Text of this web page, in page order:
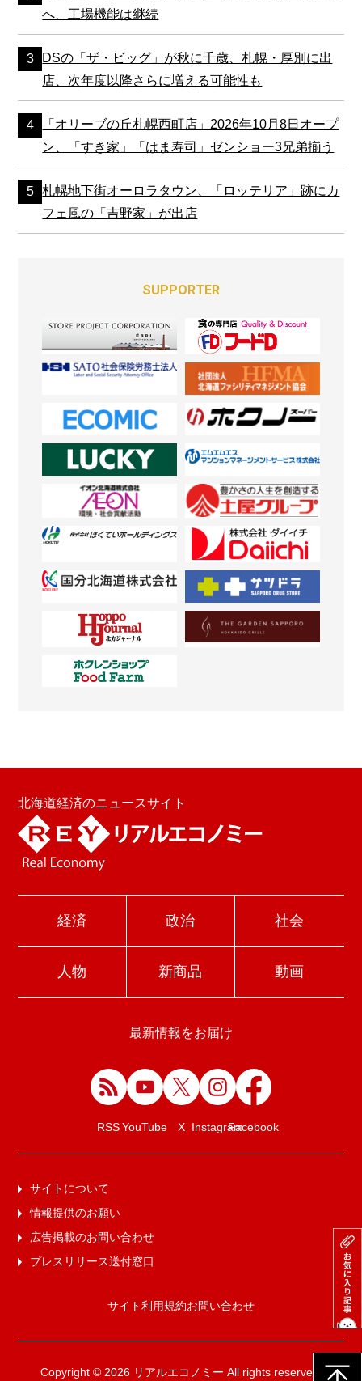
へ、工場機能は継続
DSの「ザ・ビッグ」が秋に千歳、札幌・厚別に出
店、次年度以降さらに増える可能性も
「オリーブの丘札幌西町店」2026年10月8日オープ
ン、「すき家」「はま寿司」ゼンショー3兄弟揃う
札幌地下街オーロラタウン、「ロッテリア」跡にカ
フェ風の「吉野家」が出店
SUPPORTER
北海道経済のニュースサイト
経済 政治 社会
人物 新商品 動画
最新情報をお届け
RSSYouTube X InstagramFacebook
サイトについて
情報提供のお願い
広告掲載のお問い合わせ
プレスリリース送付窓口
サイト利用規約お問い合わせ
Copyright © 2026 リアルエコノミー All rights reserved.